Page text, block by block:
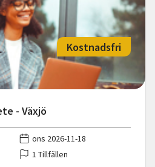
- Växjö
Kostnadsfri
ons 2026-11-18
1 Tillfällen